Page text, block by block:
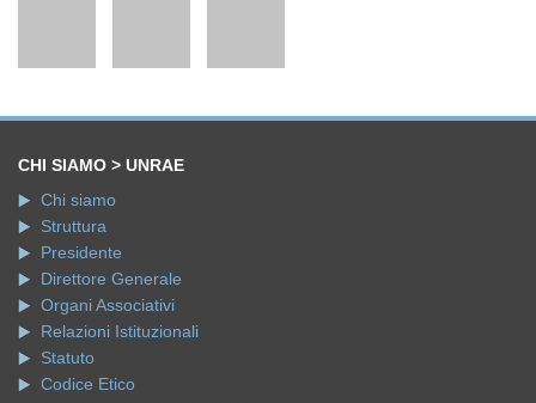
CHI SIAMO > UNRAE
Chi siamo
Struttura
Presidente
Direttore Generale
Organi Associativi
Relazioni Istituzionali
Statuto
Codice Etico